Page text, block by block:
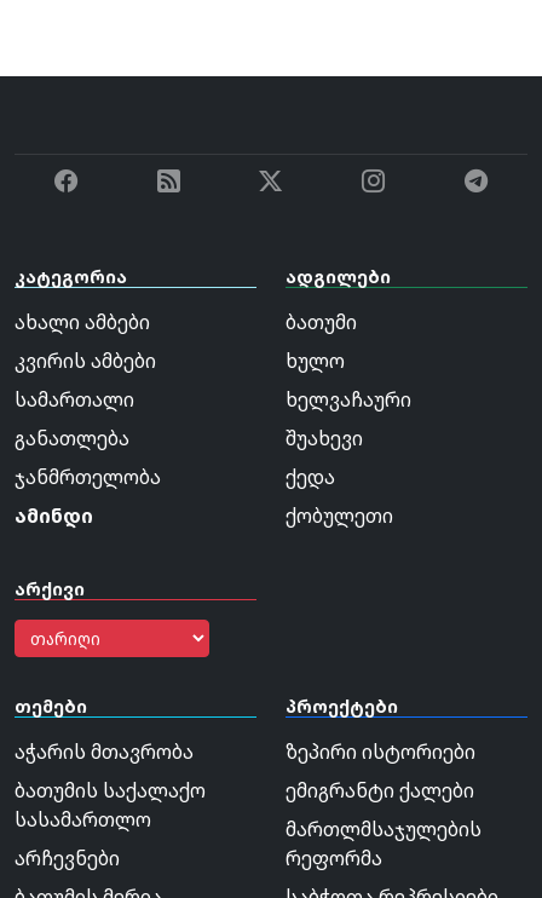
კატეგორია
ახალი ამბები
კვირის ამბები
სამართალი
განათლება
ჯანმრთელობა
ამინდი
არქივი
ადგილები
ბათუმი
ხულო
ხელვაჩაური
შუახევი
ქედა
ქობულეთი
თემები
აჭარის მთავრობა
ბათუმის საქალაქო
სასამართლო
არჩევნები
პროექტები
ზეპირი ისტორიები
ემიგრანტი ქალები
მართლმსაჯულების
რეფორმა